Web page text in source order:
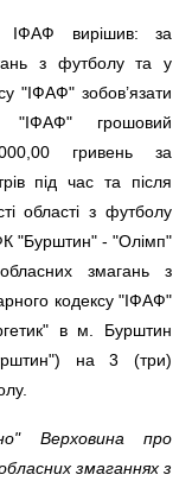
ІФАФ вирішив: за
з футболу та у
"ІФАФ" зобов’язати
грошовий
гривень за
під час та після
області з футболу
"Бурштин" - "Олімп"
змагань з
кодексу "ІФАФ"
в м. Бурштин
на 3 (три)
Верховина про
змаганнях з